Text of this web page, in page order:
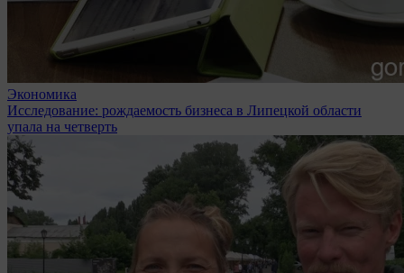
Экономика
Исследование: рождаемость бизнеса в Липецкой области
упала на четверть